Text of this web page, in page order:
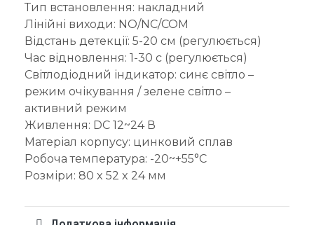
Тип встановлення: накладний
Лінійні виходи: NO/NC/COM
Відстань детекції: 5-20 см (регулюється)
Час відновлення: 1-30 с (регулюється)
Світлодіодний індикатор: синє світло –
режим очікування / зелене світло –
активний режим
Живлення: DC 12~24 В
Матеріал корпусу: цинковий сплав
Робоча температура: -20~+55°C
Розміри: 80 x 52 x 24 мм